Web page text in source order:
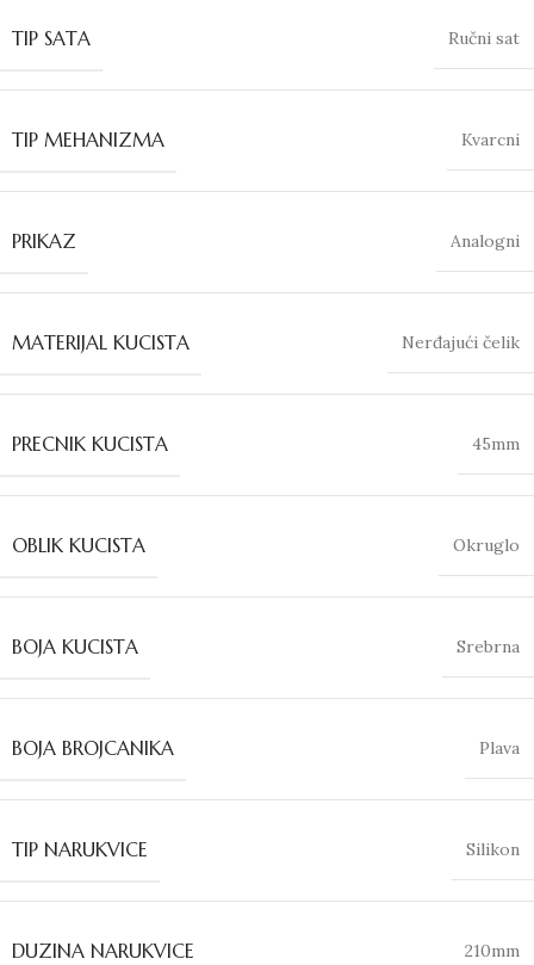
TIP SATA Ručni sat
TIP MEHANIZMA Kvarcni
PRIKAZ Analogni
MATERIJAL KUCISTA Nerđajući čelik
PRECNIK KUCISTA 45mm
OBLIK KUCISTA Okruglo
BOJA KUCISTA Srebrna
BOJA BROJCANIKA Plava
TIP NARUKVICE Silikon
DUZINA NARUKVICE 210mm